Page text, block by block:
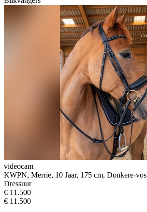
videocam
KWPN, Merrie, 10 Jaar, 175 cm, Donkere-vos
Dressuur
€ 11.500
€ 11.500